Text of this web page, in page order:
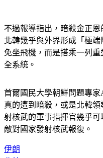
不過報導指出，暗殺金正
北韓幾乎與外界形成「極
免坐飛機，而是搭乘一列
全系統。
首爾國民大學朝鮮問題專家
真的遭到暗殺，或是北韓
射核武的軍事指揮官幾乎
敵對國家發射核武報復。
伊朗